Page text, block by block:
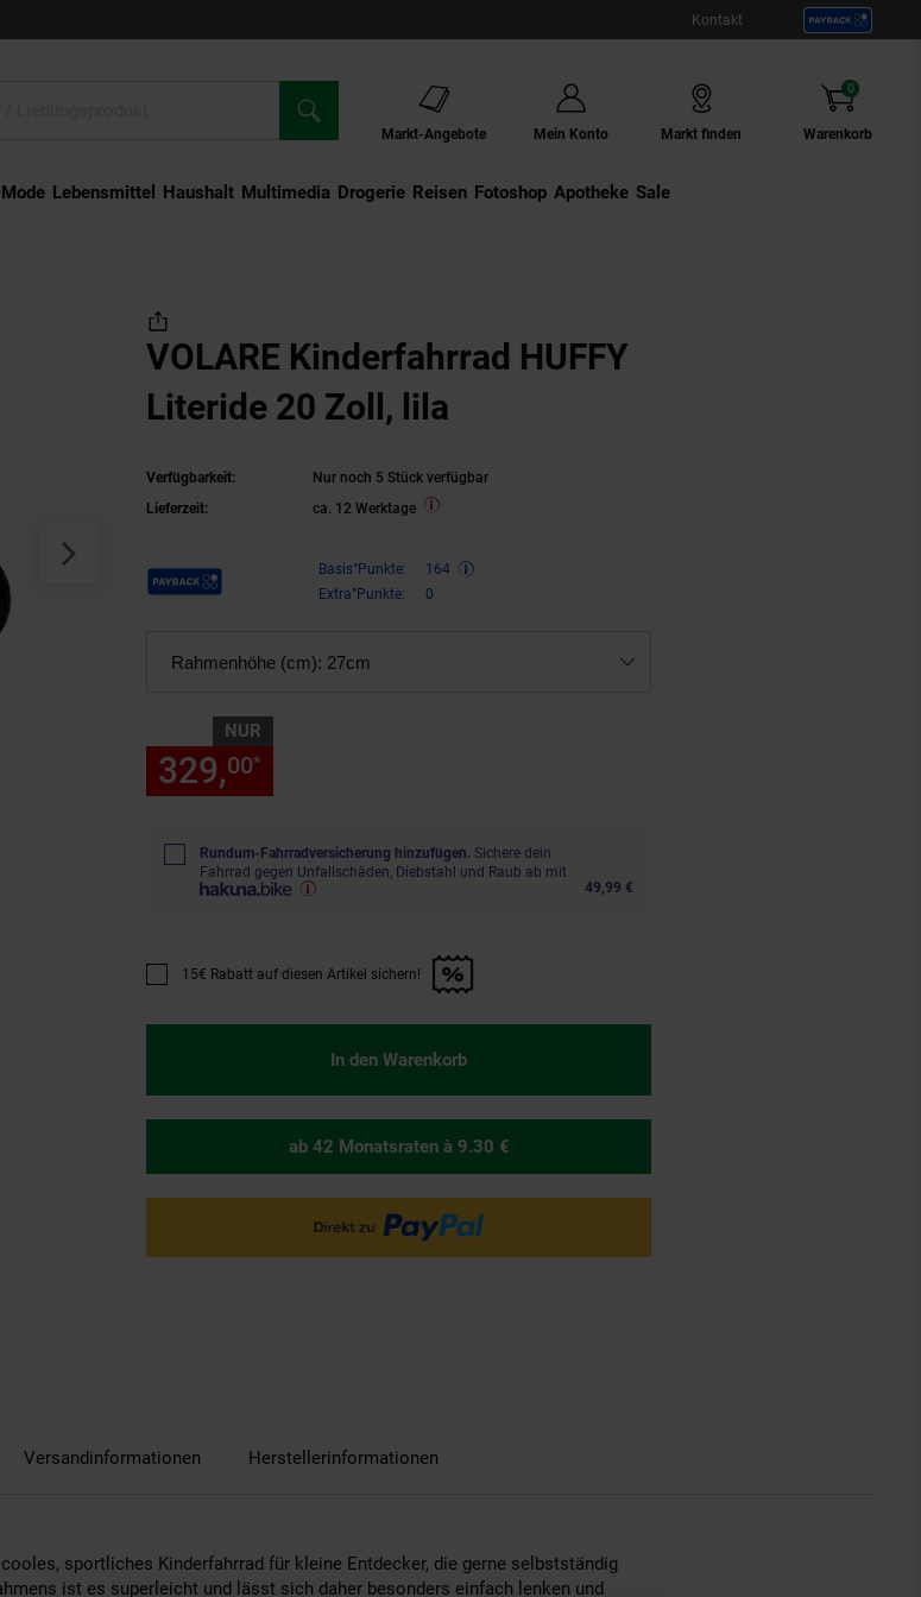
Kontakt
Markt-Angebote Mein Konto Markt finden Warenkorb
0
Artikel
Mode Lebensmittel Haushalt Multimedia Drogerie Externer Link:
Reisen Externer Link:
Fotoshop Externer Link:
Apotheke Sale
VOLARE Kinderfahrrad HUFFY
Literide 20 Zoll, lila
Verfügbarkeit:
Nur noch 5 Stück verfügbar
Lieferzeit:
ca. 12 Werktage
Payback Punkte Basis°Punkte:
164
Extra°Punkte:
0
Rahmenhöhe (cm): 27cm
NUR
329,00*
Rundum-Fahrradversicherung hinzufügen. Sichere dein
Fahrrad gegen Unfallschäden, Diebstahl und Raub ab mit
49,99 €
Promotion "15€ Rabatt auf diesen Artikel sichern!" anwenden
15€ Rabatt auf diesen Artikel sichern!
In den Warenkorb
ab 42 Monatsraten à 9.30 €
Versandinformationen Herstellerinformationen
sportliches Kinderfahrrad für kleine Entdecker, die gerne selbstständig
ist es superleicht und lässt sich daher besonders einfach lenken und